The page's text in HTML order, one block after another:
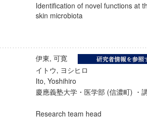
Identification of novel functions at
skin microbiota
伊東, 可寛
イトウ, ヨシヒロ
Ito, Yoshihiro
慶應義塾大学・医学部 (信濃町)
Research team head